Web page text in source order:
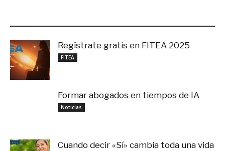
Regístrate gratis en FITEA 2025
FITEA
Formar abogados en tiempos de IA
Noticias
Cuando decir «Sí» cambia toda una vida